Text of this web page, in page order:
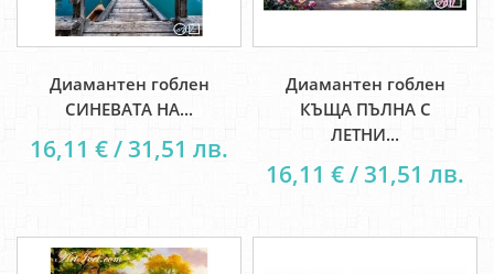
Диамантен гоблен
СИНЕВАТА НА...
16,11 € / 31,51 лв.
Диамантен гоблен
КЪЩА ПЪЛНА С
ЛЕТНИ...
16,11 € / 31,51 лв.